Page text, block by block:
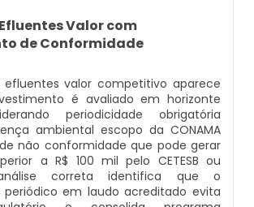
Fazem Análise De Água
Agua Doce
Água Piscicultura
Agua Piscina
De Análise De Efluentes
Análise De Efluentes Em Sp
Tratamento De Efluentes Ete Sp
Manual
De Água
De Água Industrial
Industrial
Permution Manual
De Ar
A Venda
Deionizador
De Ferro Na Água
De Ferrugem
Para Remoção De Ferro
Tinta Óleo Em Ferro
Valor com
de Conformidade
valor competitivo aparece
é avaliado em horizonte
periodicidade obrigatória
ambiental escopo da CONAMA
não conformidade que pode gerar
a R$ 100 mil pelo CETESB ou
correta identifica que o
em laudo acreditado evita